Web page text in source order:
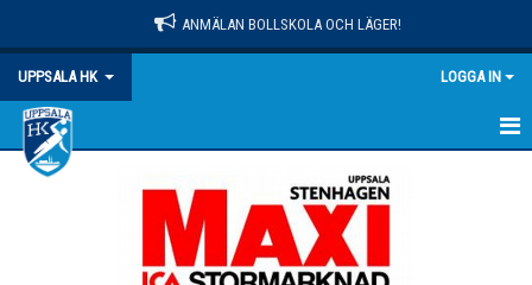
ANMÄLAN BOLLSKOLA OCH LÄGER!
UPPSALA HK LOGGA IN
HEM